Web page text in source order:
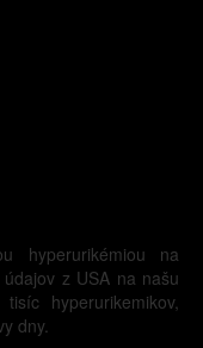
hyperurikémiou na
z USA na našu
hyperurikemikov,
dny.